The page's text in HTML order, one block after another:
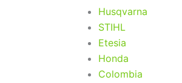
Husqvarna
STIHL
Etesia
Honda
Colombia